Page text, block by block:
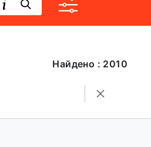
Найдено : 2010